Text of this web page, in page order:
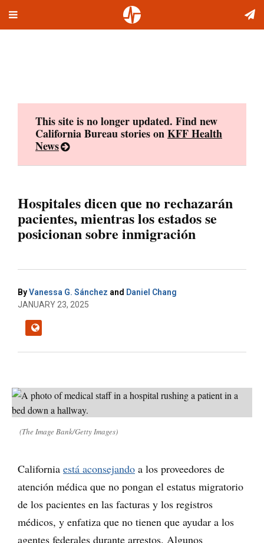
Toggle
This site is no longer updated. Find new
California Bureau stories onKFF Health
News
Hospitales dicen que no rechazarán
pacientes, mientras los estados se
posicionan sobre inmigración
ByVanessa G. Sánchez and Daniel Chang
JANUARY 23, 2025
(The Image Bank/Getty Images)
California está aconsejando a los proveedores de
atención médica que no pongan el estatus migratorio
de los pacientes en las facturas y los registros
médicos, y enfatiza que no tienen que ayudar a los
agentes federales durante arrestos. Algunos